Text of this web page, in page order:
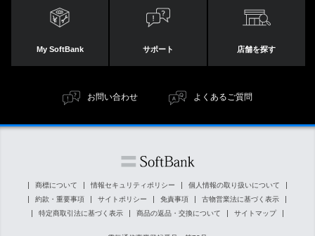
My SoftBank サポート 店舗を探す
お問い合わせ よくあるご質問
商標について 情報セキュリティポリシー
個人情報の取り扱いについて
約款・重要事項
サイトポリシー 免責事項
古物営業法に基づく表示
特定商取引法に基づく表示
商品の返品・交換について サイトマップ